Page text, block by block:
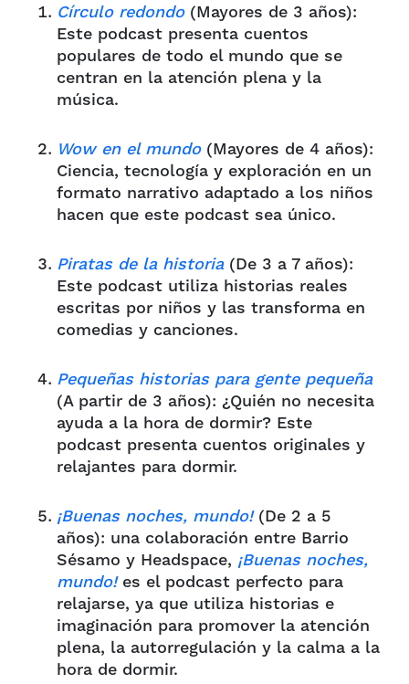
Círculo redondo(Mayores de 3 años):
Este podcast presenta cuentos
populares de todo el mundo que se
centran en la atención plena y la
música.
Wow en el mundo(Mayores de 4 años):
Ciencia, tecnología y exploración en un
formato narrativo adaptado a los niños
hacen que este podcast sea único.
Piratas de la historia(De 3 a 7 años):
Este podcast utiliza historias reales
escritas por niños y las transforma en
comedias y canciones.
Pequeñas historias para gente pequeña
(A partir de 3 años): ¿Quién no necesita
ayuda a la hora de dormir? Este
podcast presenta cuentos originales y
relajantes para dormir.
¡Buenas noches, mundo!(De 2 a 5
años): una colaboración entre Barrio
Sésamo y Headspace, ¡Buenas noches,
mundo!es el podcast perfecto para
relajarse, ya que utiliza historias e
imaginación para promover la atención
plena, la autorregulación y la calma a la
hora de dormir.